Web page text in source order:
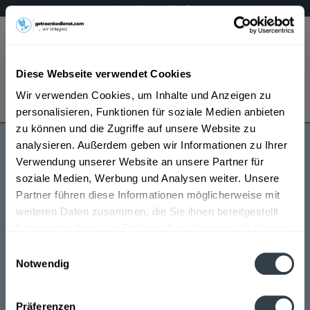
Diese Webseite verwendet Cookies
Wir verwenden Cookies, um Inhalte und Anzeigen zu
personalisieren, Funktionen für soziale Medien anbieten
zu können und die Zugriffe auf unsere Website zu
analysieren. Außerdem geben wir Informationen zu Ihrer
Verwendung unserer Website an unsere Partner für
soziale Medien, Werbung und Analysen weiter. Unsere
Partner führen diese Informationen möglicherweise mit
weiteren Daten zusammen, die Sie ihnen bereitgestellt
Notwendig
Präferenzen
Mo – Fr 9 – 17 Uhr
Menü
Bestellung widerrufen
Es gilt unsere Datenschutzerklärung
Ingobräu
Ingobräu wird in den folgenden Regionen, Städten,